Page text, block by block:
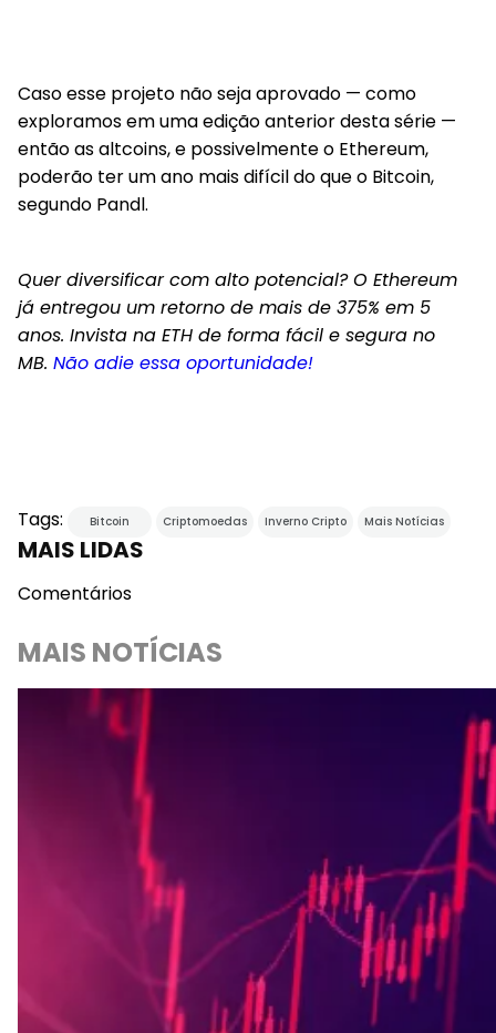
Caso esse projeto não seja aprovado — como
exploramos em uma edição anterior desta série —
então as altcoins, e possivelmente o Ethereum,
poderão ter um ano mais difícil do que o Bitcoin,
segundo Pandl.
Quer diversificar com alto potencial? O Ethereum
já entregou um retorno de mais de 375% em 5
anos. Invista na ETH de forma fácil e segura no
MB. Não adie essa oportunidade!
Tags: Bitcoin Criptomoedas Inverno Cripto Mais Notícias
MAIS LIDAS
Comentários
MAIS NOTÍCIAS